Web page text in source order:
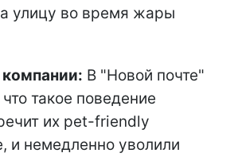
улицу во время жары
компании: В "Новой почте"
такое поведение
их pet-friendly
и немедленно уволили